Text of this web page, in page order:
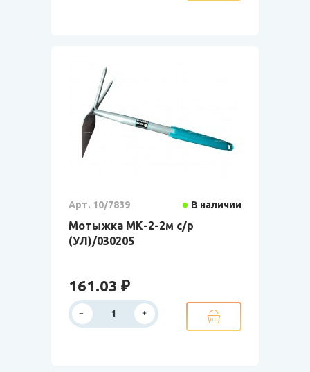
Арт. 10/7839 В наличии
Мотыжка МК-2-2м с/р
(УЛ)/030205
161.03 ₽